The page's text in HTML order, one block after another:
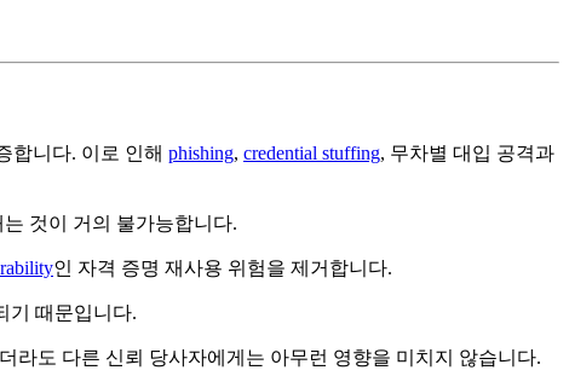
합니다. 이로 인해 phishing, credential stuffing, 무차별 대입 공격과
것이 거의 불가능합니다.
인 자격 증명 재사용 위험을 제거합니다.
기 때문입니다.
라도 다른 신뢰 당사자에게는 아무런 영향을 미치지 않습니다.